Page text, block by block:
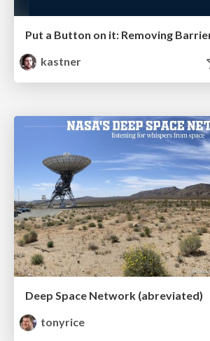
kastner
Deep Space Network (abreviated)
tonyrice